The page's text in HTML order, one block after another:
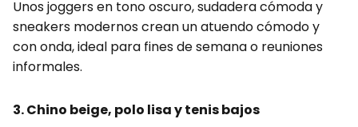
Unos joggers en tono oscuro, sudadera cómoda y
sneakers modernos crean un atuendo cómodo y
con onda, ideal para fines de semana o reuniones
informales.
3. Chino beige, polo lisa y tenis bajos